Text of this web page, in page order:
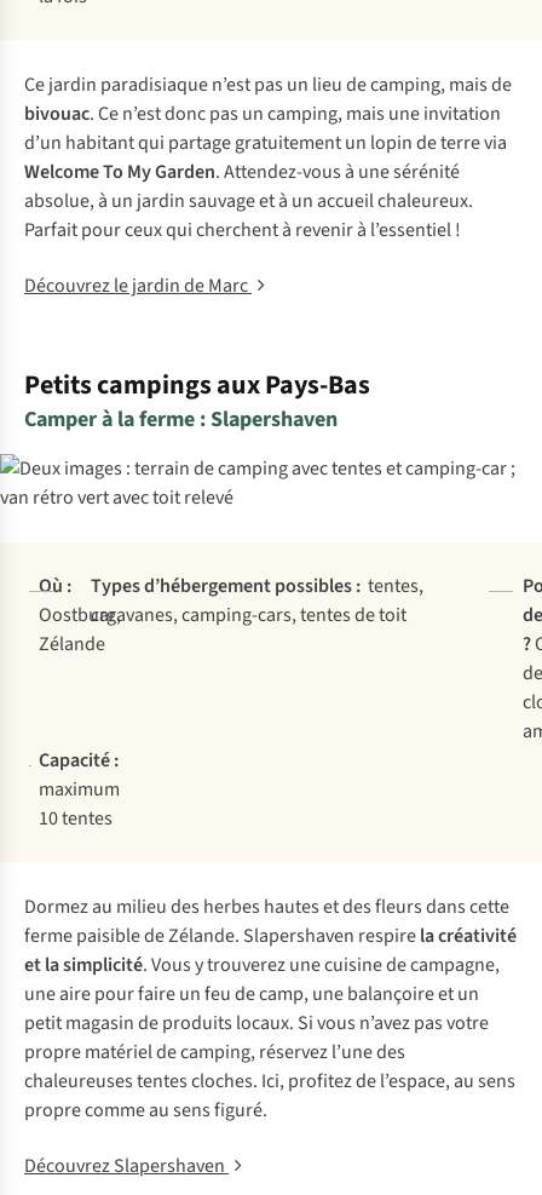
Ce jardin paradisiaque n’est pas un lieu de camping, mais de
bivouac. Ce n’est donc pas un camping, mais une invitation
d’un habitant qui partage gratuitement un lopin de terre via
Welcome To My Garden. Attendez-vous à une sérénité
absolue, à un jardin sauvage et à un accueil chaleureux.
Parfait pour ceux qui cherchent à revenir à l’essentiel !
Découvrez le jardin de Marc
Petits campings aux Pays-Bas
Camper à la ferme : Slapershaven
Où :
Oostburg,
Zélande
Types d’hébergement possibles : tentes,
caravanes, camping-cars, tentes de toit
?
Capacité :
maximum
10 tentes
Dormez au milieu des herbes hautes et des fleurs dans cette
ferme paisible de Zélande. Slapershaven respirela créativité
et la simplicité. Vous y trouverez une cuisine de campagne,
une aire pour faire un feu de camp, une balançoire et un
petit magasin de produits locaux. Si vous n’avez pas votre
propre matériel de camping, réservez l’une des
chaleureuses tentes cloches. Ici, profitez de l’espace, au sens
propre comme au sens figuré.
Découvrez Slapershaven